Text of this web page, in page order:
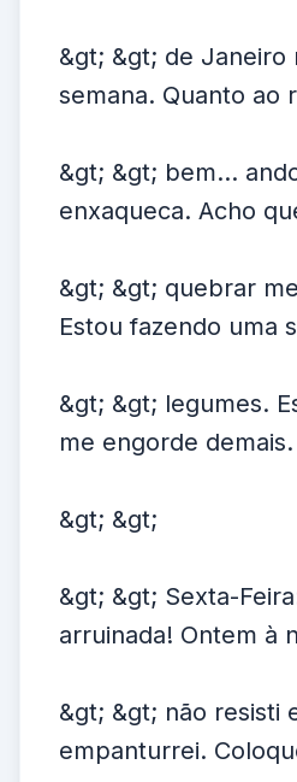
&gt; &gt; de Janeiro
semana. Quanto ao
&gt; &gt; bem...
enxaqueca. Acho
&gt; &gt; quebrar
Estou fazendo uma
&gt; &gt; legumes.
me engorde demais.
&gt; &gt;
&gt; &gt; Sexta-
arruinada! Ontem à
&gt; &gt; não resisti
empanturrei.